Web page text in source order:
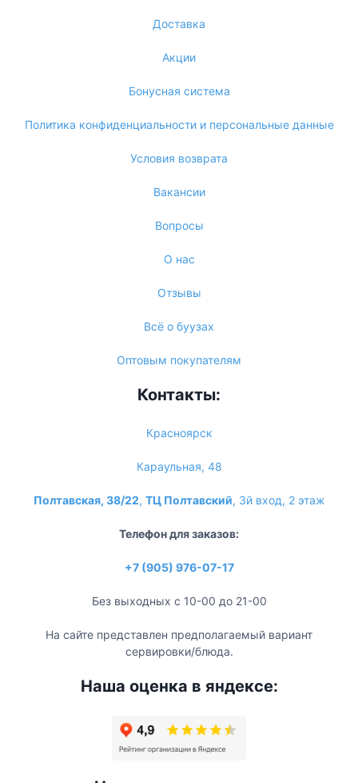
Доставка
Акции
Бонусная система
Политика конфиденциальности и персональные данные
Условия возврата
Вакансии
Вопросы
О нас
Отзывы
Всё о буузах
Оптовым покупателям
Контакты:
Красноярск
Караульная, 48
Полтавская, 38/22, ТЦ Полтавский, 3й вход, 2 этаж
Телефон для заказов:
+7 (905) 976-07-17
Без выходных с 10-00 до 21-00
На сайте представлен предполагаемый вариант
сервировки/блюда.
Наша оценка в яндексе: